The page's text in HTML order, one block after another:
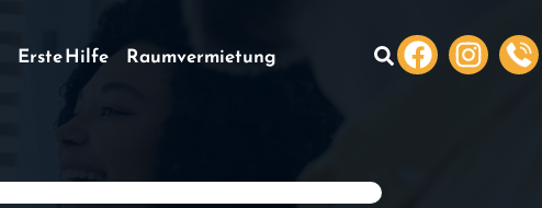
Erste Hilfe Raumvermietung